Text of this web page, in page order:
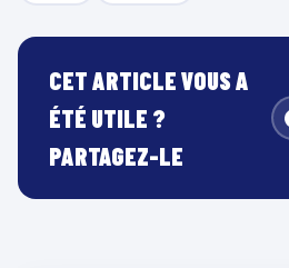
CET ARTICLE VOUS A
ÉTÉ UTILE ?
PARTAGEZ-LE